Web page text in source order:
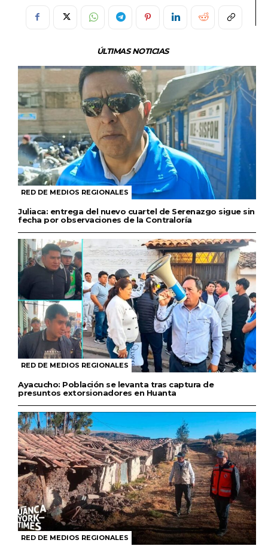
ÚLTIMAS NOTICIAS
RED DE MEDIOS REGIONALES
Juliaca: entrega del nuevo cuartel de Serenazgo sigue sin
fecha por observaciones de la Contraloría
RED DE MEDIOS REGIONALES
Ayacucho: Población se levanta tras captura de
presuntos extorsionadores en Huanta
RED DE MEDIOS REGIONALES